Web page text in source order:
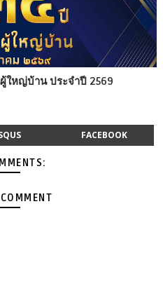
ใหญ่บ้าน ประจำปี 2569
FACEBOOK